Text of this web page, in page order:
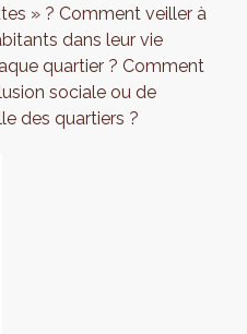
» ? Comment veiller à
dans leur vie
quartier ? Comment
sociale ou de
des quartiers ?